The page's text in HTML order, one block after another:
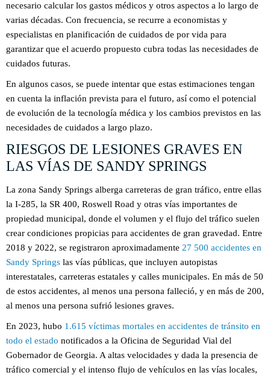
necesario calcular los gastos médicos y otros aspectos a lo largo de
varias décadas. Con frecuencia, se recurre a economistas y
especialistas en planificación de cuidados de por vida para
garantizar que el acuerdo propuesto cubra todas las necesidades de
cuidados futuras.
En algunos casos, se puede intentar que estas estimaciones tengan
en cuenta la inflación prevista para el futuro, así como el potencial
de evolución de la tecnología médica y los cambios previstos en las
necesidades de cuidados a largo plazo.
RIESGOS DE LESIONES GRAVES EN
LAS VÍAS DE SANDY SPRINGS
La zona Sandy Springs alberga carreteras de gran tráfico, entre ellas
la I-285, la SR 400, Roswell Road y otras vías importantes de
propiedad municipal, donde el volumen y el flujo del tráfico suelen
crear condiciones propicias para accidentes de gran gravedad. Entre
2018 y 2022, se registraron aproximadamente 27 500 accidentes en
Sandy Springs las vías públicas, que incluyen autopistas
interestatales, carreteras estatales y calles municipales. En más de 50
de estos accidentes, al menos una persona falleció, y en más de 200,
al menos una persona sufrió lesiones graves.
En 2023, hubo 1.615 víctimas mortales en accidentes de tránsito en
todo el estado notificados a la Oficina de Seguridad Vial del
Gobernador de Georgia. A altas velocidades y dada la presencia de
tráfico comercial y el intenso flujo de vehículos en las vías locales,